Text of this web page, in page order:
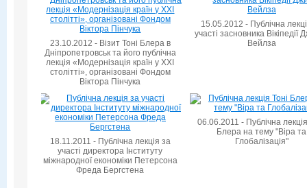
23.10.2012 - Візит Тоні Блера в
Дніпропетровськ та його публічна
лекція «Модернізація країн у XXI
столітті», організовані Фондом
Віктора Пінчука
15.05.2012 - Публічна
участі засновника Вікіпедії
Вейлза
18.11.2011 - Публічна лекція за
участі директора Інституту
міжнародної економіки Петерсона
Фреда Бергстена
06.06.2011 - Публічна
Блера на тему "Віра та
Глобалізація"